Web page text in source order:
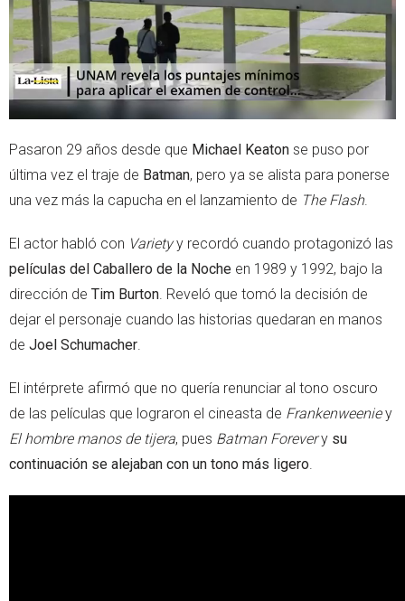
Pasaron 29 años desde que Michael Keaton se puso por
última vez el traje de Batman, pero ya se alista para ponerse
una vez más la capucha en el lanzamiento de The Flash.
El actor habló con Varietyy recordó cuando protagonizó las
películas del Caballero de la Noche en 1989 y 1992, bajo la
dirección de Tim Burton . Reveló que tomó la decisión de
dejar el personaje cuando las historias quedaran en manos
de Joel Schumacher
El intérprete afirmó que no quería renunciar al tono oscuro
de las películas que lograron el cineasta de Frankenweeniey
El hombre manos de tijera, pues Batman Forevery su
continuación se alejaban con un tono más ligero